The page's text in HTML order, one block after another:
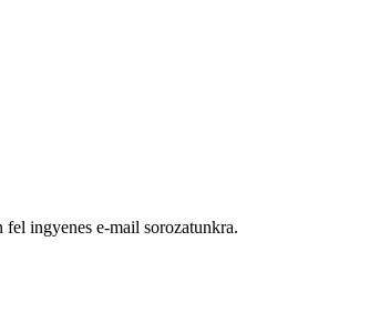
ingyenes e-mail sorozatunkra.